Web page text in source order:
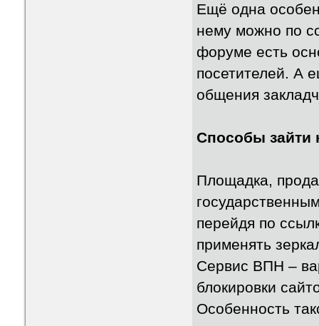
Ещё одна
нему можно по
форуме есть
посетителей. А
общения
Способы зайти
Площадка,
перейдя по
применять
Сервис ВПН –
блокировки
Особенность